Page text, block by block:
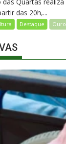
Quartas
das 20h,...
Destaque